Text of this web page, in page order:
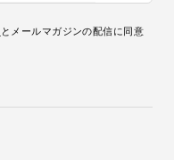
とメールマガジンの配信に同意